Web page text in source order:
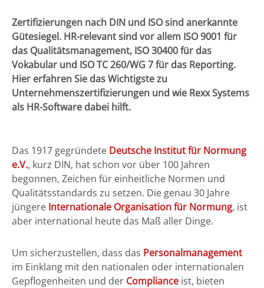
Zertifizierungen nach DIN und ISO sind anerkannte
Gütesiegel. HR-relevant sind vor allem ISO 9001 für
das Qualitätsmanagement, ISO 30400 für das
Vokabular und ISO TC 260/WG 7 für das Reporting.
Hier erfahren Sie das Wichtigste zu
Unternehmenszertifizierungen und wie Rexx Systems
als HR-Software dabei hilft.
Das 1917 gegründete Deutsche Institut für Normung
e.V., kurz DIN, hat schon vor über 100 Jahren
begonnen, Zeichen für einheitliche Normen und
Qualitätsstandards zu setzen. Die genau 30 Jahre
jüngere Internationale Organisation für Normung, ist
aber international heute das Maß aller Dinge.
Um sicherzustellen, dass das Personalmanagement
im Einklang mit den nationalen oder internationalen
Gepflogenheiten und der Compliance ist, bieten